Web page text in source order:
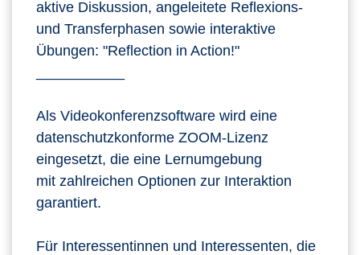
aktive Diskussion, angeleitete Reflexions-
und Transferphasen sowie interaktive
Übungen: "Reflection in Action!"
Als Videokonferenzsoftware wird eine
datenschutzkonforme ZOOM-Lizenz
eingesetzt, die eine Lernumgebung
mit zahlreichen Optionen zur Interaktion
garantiert.
Für Interessentinnen und Interessenten, die